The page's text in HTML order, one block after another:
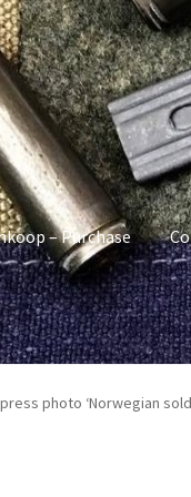
– Purchase
photo ‘Norwegian